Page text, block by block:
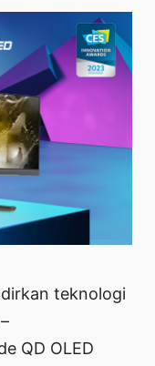
teknologi
QD OLED